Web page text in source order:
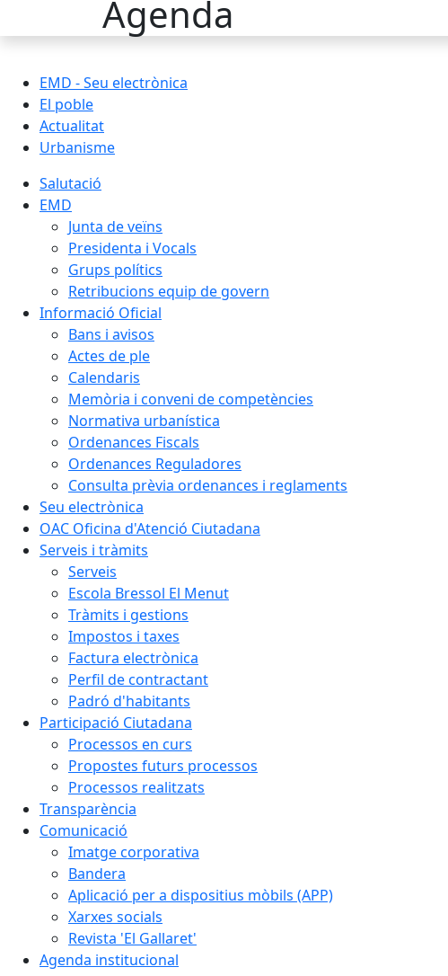
Agenda
EMD - Seu electrònica
El poble
Actualitat
Urbanisme
Salutació
EMD
Junta de veïns
Presidenta i Vocals
Grups polítics
Retribucions equip de govern
Informació Oficial
Bans i avisos
Actes de ple
Calendaris
Memòria i conveni de competències
Normativa urbanística
Ordenances Fiscals
Ordenances Reguladores
Consulta prèvia ordenances i reglaments
Seu electrònica
OAC Oficina d'Atenció Ciutadana
Serveis i tràmits
Serveis
Escola Bressol El Menut
Tràmits i gestions
Impostos i taxes
Factura electrònica
Perfil de contractant
Padró d'habitants
Participació Ciutadana
Processos en curs
Propostes futurs processos
Processos realitzats
Transparència
Comunicació
Imatge corporativa
Bandera
Aplicació per a dispositius mòbils (APP)
Xarxes socials
Revista 'El Gallaret'
Agenda institucional